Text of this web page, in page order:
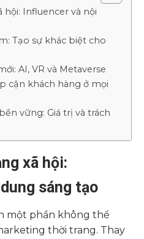
Influencer và nội
Tạo sự khác biệt cho
AI, VR và Metaverse
cận khách hàng ở mọi
vững: Giá trị và trách
xã hội:
sáng tạo
một phần không thể
thời trang. Thay